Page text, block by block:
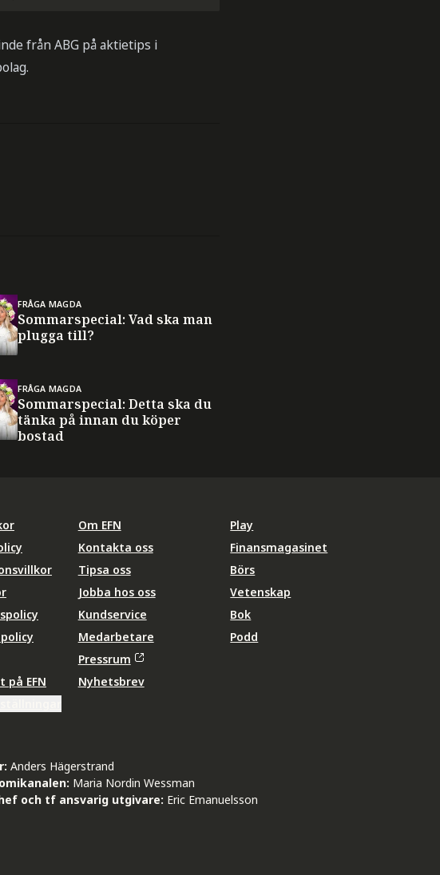
från ABG på aktietips i
FRÅGA MAGDA
Sommarspecial: Vad ska man
plugga till?
FRÅGA MAGDA
Sommarspecial: Detta ska du
tänka på innan du köper
bostad
på EFN
Om EFN
Kontakta oss
Tipsa oss
Jobba hos oss
Kundservice
Medarbetare
Pressrum
Nyhetsbrev
Play
Finansmagasinet
Börs
Vetenskap
Bok
Podd
Anders Hägerstrand
Maria Nordin Wessman
och tf ansvarig utgivare: Eric Emanuelsson